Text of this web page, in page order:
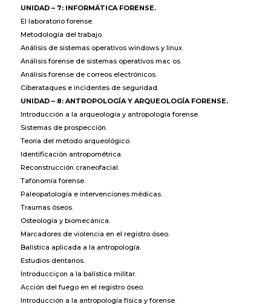
UNIDAD – 7: INFORMÁTICA FORENSE.
El laboratorio forense.
Metodología del trabajo.
Análisis de sistemas operativos windows y linux.
Análisis forense de sistemas operativos mac os.
Análisis forense de correos electrónicos.
Ciberataques e incidentes de seguridad.
UNIDAD – 8: ANTROPOLOGÍA Y ARQUEOLOGÍA FORENSE.
Introducción a la arqueología y antropología forense.
Sistemas de prospección.
Teoría del método arqueológico.
Identificación antropométrica.
Reconstrucción craneofacial.
Tafonomía forense.
Paleopatología e intervenciones médicas.
Traumas óseos.
Osteología y biomecánica.
Marcadores de violencia en el registro óseo.
Balística aplicada a la antropología.
Estudios dentarios.
Introducciçon a la balística militar.
Acción del fuego en el registro óseo.
Introducción a la antropología física y forense.